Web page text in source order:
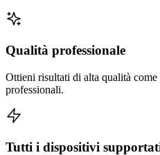
Qualità professionale
Ottieni risultati di alta qualità
professionali.
Tutti i dispositivi